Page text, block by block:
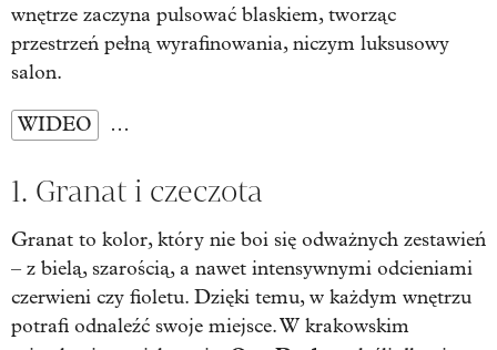
wnętrze zaczyna pulsować blaskiem, tworząc
przestrzeń pełną wyrafinowania, niczym luksusowy
salon.
WIDEO …
1. Granat i czeczota
Granat to kolor, który nie boi się odważnych zestawień
– z bielą, szarością, a nawet intensywnymi odcieniami
czerwieni czy fioletu. Dzięki temu, w każdym wnętrzu
potrafi odnaleźć swoje miejsce. W krakowskim